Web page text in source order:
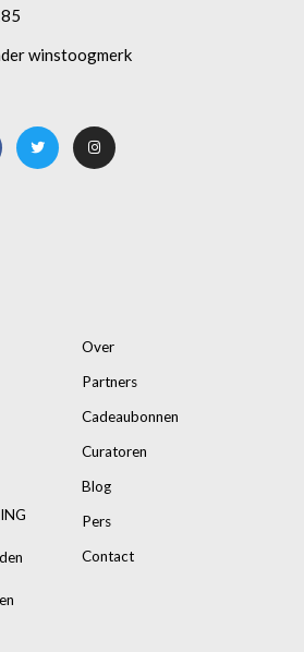
winstoogmerk
Over
Partners
Cadeaubonnen
Curatoren
Blog
Pers
Contact